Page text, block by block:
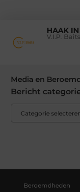
HAAK
V.I.P. Baits
Media en
Bericht
Beroemdheden